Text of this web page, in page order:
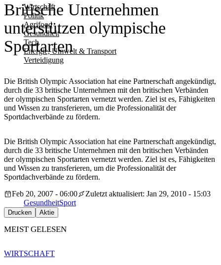
Wirtschaft
Politik
Agrifood
Gesundheit
Tech
Energie, Umwelt & Transport
Verteidigung
Britische Unternehmen
unterstützen olympische
Sportarten
Die British Olympic Association hat eine Partnerschaft angekündigt,
durch die 33 britische Unternehmen mit den britischen Verbänden
der olympischen Sportarten vernetzt werden. Ziel ist es, Fähigkeiten
und Wissen zu transferieren, um die Professionalität der
Sportdachverbände zu fördern.
Die British Olympic Association hat eine Partnerschaft angekündigt,
durch die 33 britische Unternehmen mit den britischen Verbänden
der olympischen Sportarten vernetzt werden. Ziel ist es, Fähigkeiten
und Wissen zu transferieren, um die Professionalität der
Sportdachverbände zu fördern.
Feb 20, 2007 - 06:00
Zuletzt aktualisiert: Jan 29, 2010 - 15:03
GesundheitSport
Drucken Aktie
MEIST GELESEN
WIRTSCHAFT